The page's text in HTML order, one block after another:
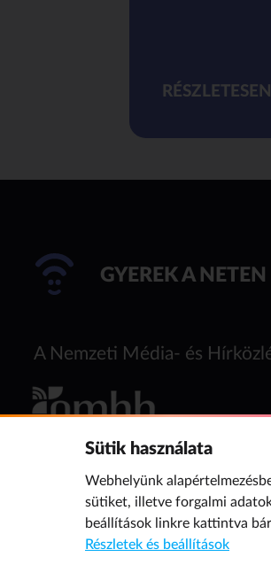
RÉSZLETESEN
GYEREK A NETEN
A Nemzeti Média- és
További oldalaink a témában
Sütik használata
Webhelyünk
sütiket, illetve forgalmi
beállítások linkre kattintva
Részletek és beállítások